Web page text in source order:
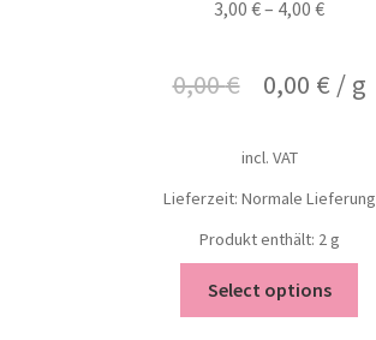
3,00 €– 4,00 €
0,00€ 0,00 € / g
incl. VAT
Lieferzeit: Normale Lieferung
Produkt enthält: 2g
Select options